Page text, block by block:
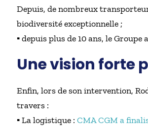
Depuis, de nombreux
biodiversité exceptionnelle ;
▪ depuis plus de 10 ans, le
Une vision forte
Enfin, lors de son intervention,
travers :
▪ La logistique : CMA CGM a